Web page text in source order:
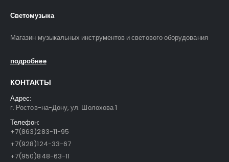
Светомузыка
Магазин музыкальных инструментов и светового оборудования
подробнее
КОНТАКТЫ
Адрес:
г. Ростов-на-Дону, ул. Шолохова 1
Телефон:
+7(863)283-11-95
+7(928)124-33-67
+7(950)848-63-11